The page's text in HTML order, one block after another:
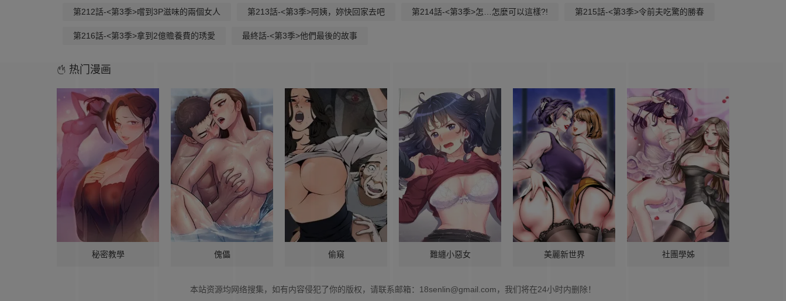
第212話-<第3季>嚐到3P滋味的兩個女人 第213話-<第3季>阿姨，妳快回家去吧 第214話-<第3季>怎…怎麼可以這樣?! 第215話-<第3季>令前夫吃驚的勝春
第216話-<第3季>拿到2億贍養費的琇愛 最終話-<第3季>他們最後的故事
热门漫画
秘密教學 傀儡 偷窺 難纏小惡女 美麗新世界 社團學姊
本站资源均网络搜集，如有内容侵犯了你的版权，请联系邮箱： 18senlin@gmail.com，我们将在24小时内删除！